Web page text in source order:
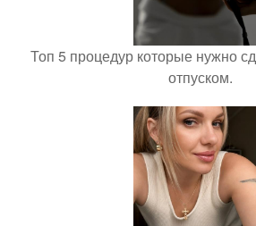
Топ 5 процедур которые нужно
отпуском.